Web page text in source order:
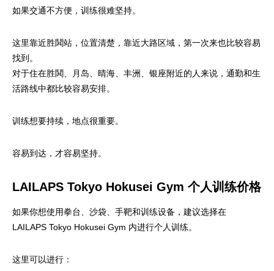
如果交通不方便，训练很难坚持。
这里靠近胜鬨站，位置清楚，靠近大路区域，第一次来也比较容易
找到。
对于住在胜鬨、月岛、晴海、丰洲、银座附近的人来说，通勤和生
活路线中都比较容易安排。
训练想要持续，地点很重要。
容易到达，才容易坚持。
LAILAPS Tokyo Hokusei Gym 个人训练价格
如果你想使用拳台、沙袋、手靶和训练设备，建议选择在
LAILAPS Tokyo Hokusei Gym 内进行个人训练。
这里可以进行：